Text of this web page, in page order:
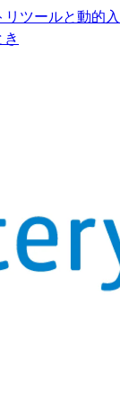
リツールと動的